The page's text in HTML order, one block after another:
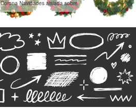
Corona Navidades aislada sobre